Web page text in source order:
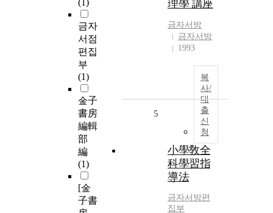
(1)
금자
서점
편집
부
(1)
金子
書房
編輯
部
編
(1)
[金
子書
理學 講座
금자서방
금자서방
1993
복
사/
대
출
신
청
5
小學敎全
科學習指
導法
금자서방편
집부